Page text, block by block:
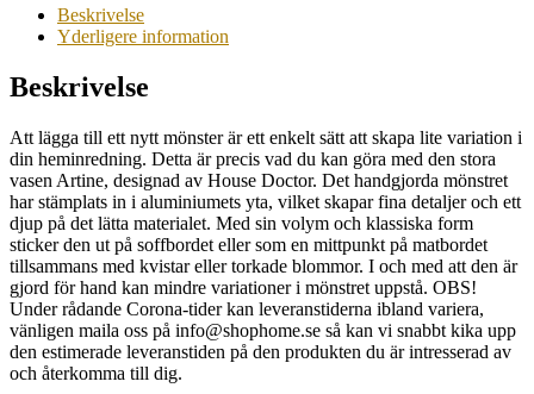
Beskrivelse
Yderligere information
Beskrivelse
Att lägga till ett nytt mönster är ett enkelt sätt att skapa lite variation i
din heminredning. Detta är precis vad du kan göra med den stora
vasen Artine, designad av House Doctor. Det handgjorda mönstret
har stämplats in i aluminiumets yta, vilket skapar fina detaljer och ett
djup på det lätta materialet. Med sin volym och klassiska form
sticker den ut på soffbordet eller som en mittpunkt på matbordet
tillsammans med kvistar eller torkade blommor. I och med att den är
gjord för hand kan mindre variationer i mönstret uppstå. OBS!
Under rådande Corona-tider kan leveranstiderna ibland variera,
vänligen maila oss på info@shophome.se så kan vi snabbt kika upp
den estimerade leveranstiden på den produkten du är intresserad av
och återkomma till dig.